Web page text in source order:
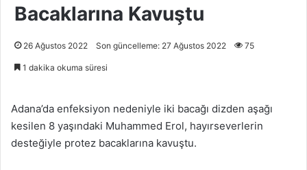
Bacaklarına Kavuştu
26 Ağustos 2022 Son güncelleme: 27 Ağustos 2022 75
1 dakika okuma süresi
Adana’da enfeksiyon nedeniyle iki bacağı dizden aşağı
kesilen 8 yaşındaki Muhammed Erol, hayırseverlerin
desteğiyle protez bacaklarına kavuştu.